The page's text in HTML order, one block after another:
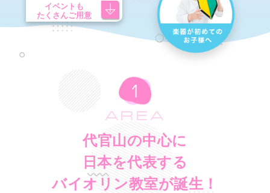
イベントも
たくさんご用意
AREA
代官山の中心に
日本を代表する
バイオリン教室が誕生！